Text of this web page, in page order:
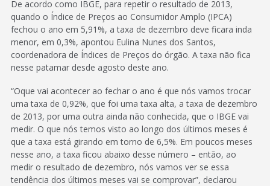
De acordo como IBGE, para repetir o resultado de 2013,
quando o Índice de Preços ao Consumidor Amplo (IPCA)
fechou o ano em 5,91%, a taxa de dezembro deve ficara inda
menor, em 0,3%, apontou Eulina Nunes dos Santos,
coordenadora de Índices de Preços do órgão. A taxa não fica
nesse patamar desde agosto deste ano.
“Oque vai acontecer ao fechar o ano é que nós vamos trocar
uma taxa de 0,92%, que foi uma taxa alta, a taxa de dezembro
de 2013, por uma outra ainda não conhecida, que o IBGE vai
medir. O que nós temos visto ao longo dos últimos meses é
que a taxa está girando em torno de 6,5%. Em poucos meses
nesse ano, a taxa ficou abaixo desse número – então, ao
medir o resultado de dezembro, nós vamos ver se essa
tendência dos últimos meses vai se comprovar”, declarou